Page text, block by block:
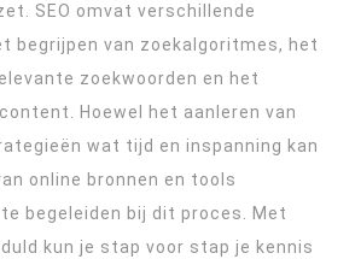
SEO omvat verschillende
begrijpen van zoekalgoritmes, het
zoekwoorden en het
Hoewel het aanleren van
wat tijd en inspanning kan
online bronnen en tools
begeleiden bij dit proces. Met
kun je stap voor stap je kennis